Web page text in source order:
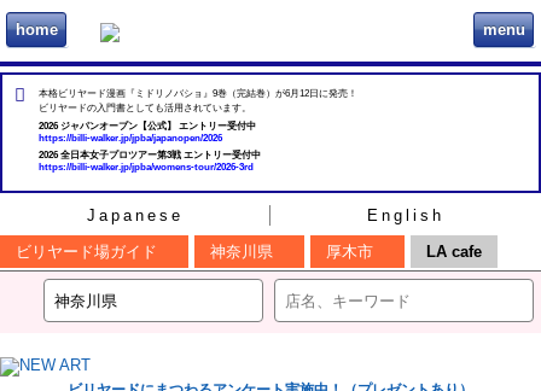
home ビリヲカ menu
本格ビリヤード漫画『ミドリノバショ』9巻（完結巻）が6月12日に発売！
ビリヤードの入門書としても活用されています。
2026 ジャパンオープン【公式】 エントリー受付中
https://billi-walker.jp/jpba/japanopen/2026
2026 全日本女子プロツアー第3戦 エントリー受付中
https://billi-walker.jp/jpba/womens-tour/2026-3rd
Japanese
English
ビリヤード場ガイド
神奈川県 厚木市 LA cafe